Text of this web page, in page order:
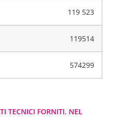
119 523
119514
574299
TECNICI FORNITI. NEL